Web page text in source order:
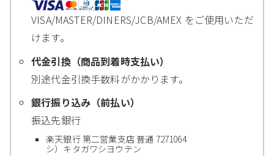
VISA/MASTER/DINERS/JCB/AMEX をご使用いただ
けます。
代金引換（商品到着時支払い）
別途代金引換手数料がかかります。
銀行振り込み（前払い）
振込先銀行
楽天銀行 第二営業支店 普通 7271064
シ）キタガワシヨウテン